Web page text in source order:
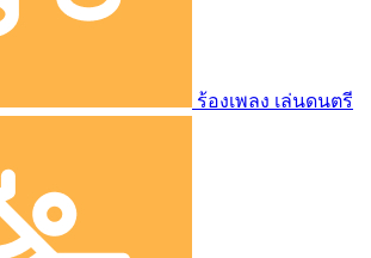
ร้องเพลง เล่นดนตรี